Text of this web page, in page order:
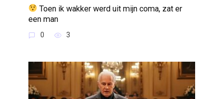
Toen ik wakker werd uit mijn coma, zat er
een man
0 3